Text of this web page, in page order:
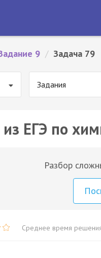
9 / Задача 79
Задания
ЕГЭ по
Разбор
Среднее время